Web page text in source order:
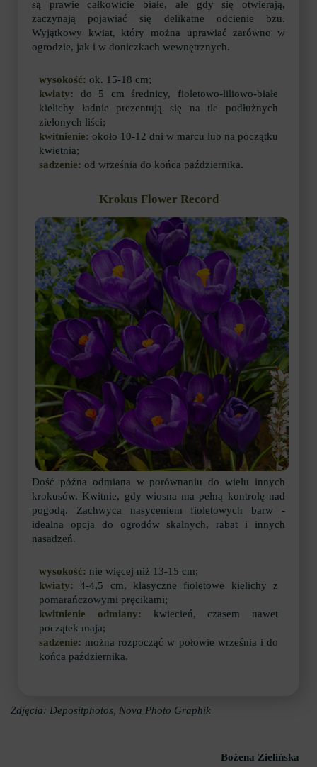
są prawie całkowicie białe, ale gdy się otwierają,
zaczynają pojawiać się delikatne odcienie bzu.
Wyjątkowy kwiat, który można uprawiać zarówno w
ogrodzie, jak i w doniczkach wewnętrznych.
wysokość: ok. 15-18 cm;
kwiaty: do 5 cm średnicy, fioletowo-liliowo-białe
kielichy ładnie prezentują się na tle podłużnych
zielonych liści;
kwitnienie: około 10-12 dni w marcu lub na początku
kwietnia;
sadzenie: od września do końca października.
Krokus Flower Record
Dość późna odmiana w porównaniu do wielu innych
krokusów. Kwitnie, gdy wiosna ma pełną kontrolę nad
pogodą. Zachwyca nasyceniem fioletowych barw -
idealna opcja do ogrodów skalnych, rabat i innych
nasadzeń.
wysokość: nie więcej niż 13-15 cm;
kwiaty: 4-4,5 cm, klasyczne fioletowe kielichy z
pomarańczowymi pręcikami;
kwitnienie odmiany: kwiecień, czasem nawet
początek maja;
sadzenie: można rozpocząć w połowie września i do
końca października.
Zdjęcia: Depositphotos, Nova Photo Graphik
Bożena Zielińska